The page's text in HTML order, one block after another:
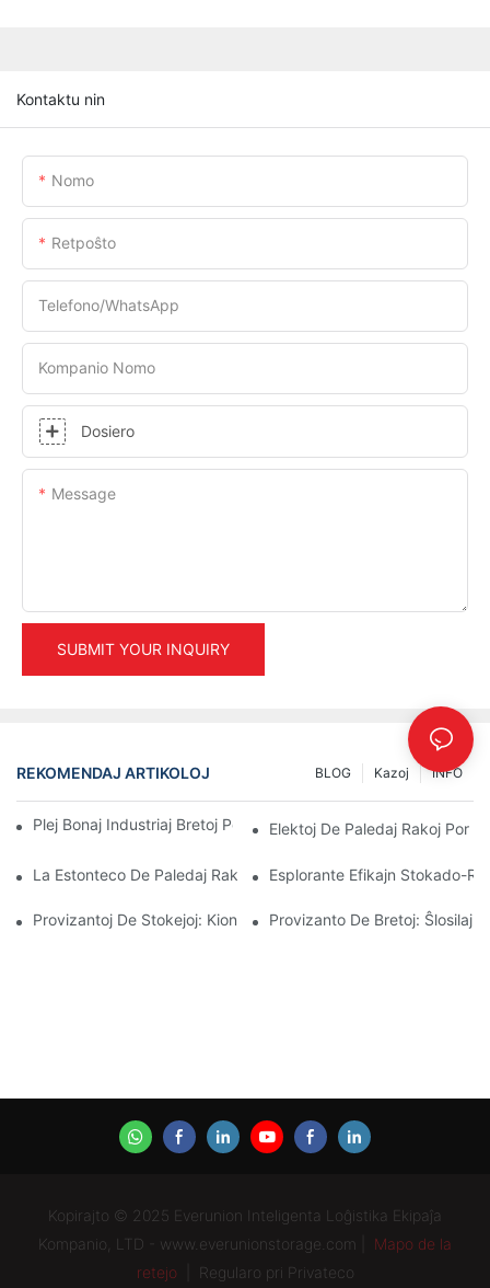
Kontaktu nin
Nomo
Retpoŝto
Telefono/WhatsApp
Kompanio Nomo
Dosiero
Message
SUBMIT YOUR INQUIRY
REKOMENDAJ ARTIKOLOJ INFO
Kazoj
BLOG
Plej Bonaj Industriaj Bretoj Por Efika Magazenadministrado
Elektoj De Paledaj Rakoj Por
La Estonteco De Paledaj Rakoj: Tendencoj Kaj Novigoj
Esplorante Efikajn Stokado-
Provizantoj De Stokejoj: Kion SerĉiProvizanto De Bretoj: Ŝlosilaj
Kopirajto © 2025 Everunion Inteligenta Loĝistika Ekipaĵa
Kompanio, LTD - www.everunionstorage.com |
Mapo de la
retejo
Regularo pri Privateco